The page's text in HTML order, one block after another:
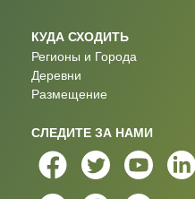
КУДА СХОДИТЬ
Регионы и Города
Деревни
Размещение
СЛЕДИТЕ ЗА НАМИ